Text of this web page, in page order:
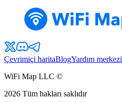
Çevrimiçi haritaBlogYardım merkezi
WiFi Map LLC ©
2026 Tüm hakları saklıdır